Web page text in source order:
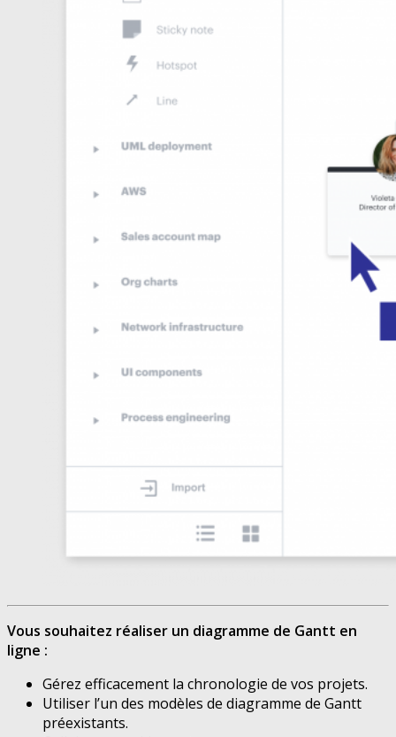
Vous souhaitez réaliser un diagramme de Gantt en
ligne :
Gérez efficacement la chronologie de vos projets.
Utiliser l’un des modèles de diagramme de Gantt
préexistants.